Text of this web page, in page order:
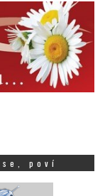
poví